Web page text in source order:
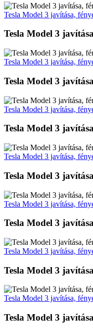
Tesla Model 3 javítása,
Tesla Model 3
Tesla Model 3 javítása,
Tesla Model 3
Tesla Model 3 javítása,
Tesla Model 3
Tesla Model 3 javítása,
Tesla Model 3
Tesla Model 3 javítása,
Tesla Model 3
Tesla Model 3 javítása,
Tesla Model 3
Tesla Model 3 javítása,
Tesla Model 3